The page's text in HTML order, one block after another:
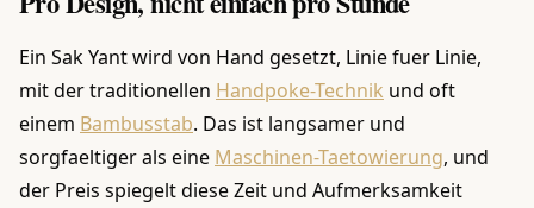
Ein Sak Yant wird von Hand gesetzt, Linie fuer Linie,
mit der traditionellen Handpoke-Technik und oft
einem Bambusstab. Das ist langsamer und
sorgfaeltiger als eine Maschinen-Taetowierung, und
der Preis spiegelt diese Zeit und Aufmerksamkeit